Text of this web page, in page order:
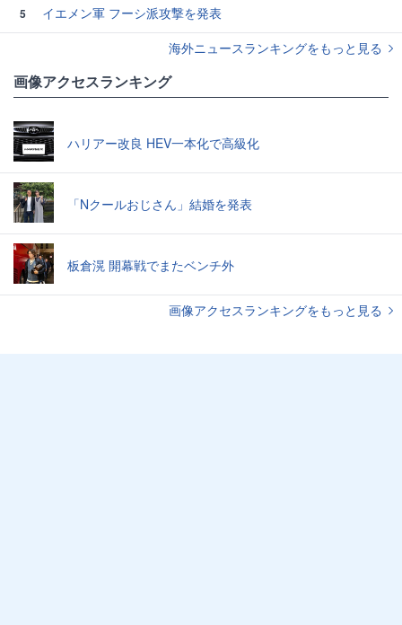
5
イエメン軍 フーシ派攻撃を発表
海外ニュースランキングをもっと見る
画像アクセスランキング
ハリアー改良 HEV一本化で高級化
「Nクールおじさん」結婚を発表
板倉滉 開幕戦でまたベンチ外
画像アクセスランキングをもっと見る